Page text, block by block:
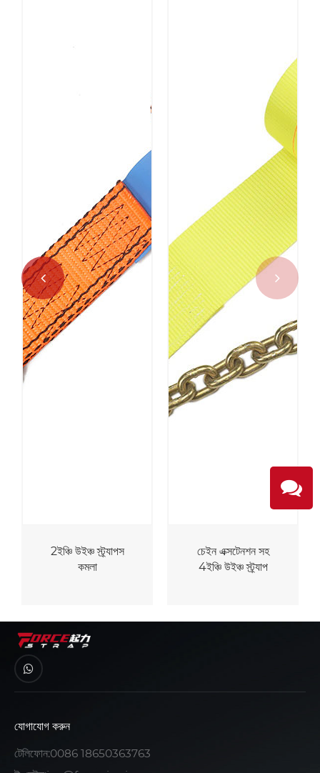
2ইঞ্চি উইঞ্চ স্ট্র্যাপস
কমলা
চেইন এক্সটেনশন সহ
4ইঞ্চি উইঞ্চ স্ট্র্যাপ
যোগাযোগ করুন
টেলিফোন:0086 18650363763